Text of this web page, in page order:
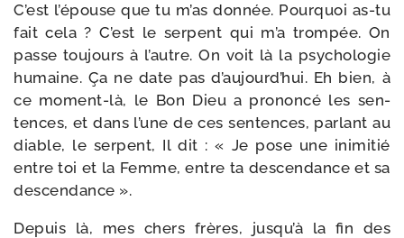
C’est l’é­pouse que tu m’as don­née. Pourquoi as-​tu
fait cela ? C’est le ser­pent qui m’a trom­pée. On
passe tou­jours à l’autre. On voit là la psy­cho­lo­gie
humaine. Ça ne date pas d’au­jourd’­hui. Eh bien, à
ce moment-​là, le Bon Dieu a pro­non­cé les sen­
tences, et dans l’une de ces sen­tences, par­lant au
diable, le ser­pent, Il dit : « Je pose une ini­mi­tié
entre toi et la Femme, entre ta des­cen­dance et sa
descendance ».
Depuis là, mes chers frères, jus­qu’à la fin des